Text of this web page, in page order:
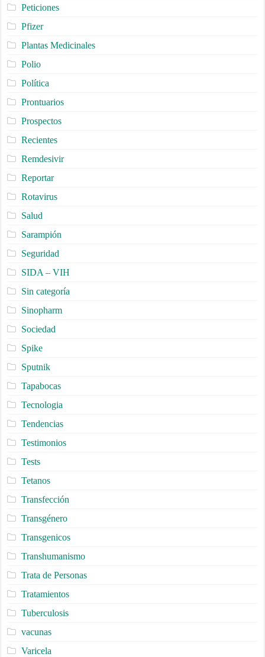
Peticiones
Pfizer
Plantas Medicinales
Polio
Política
Prontuarios
Prospectos
Recientes
Remdesivir
Reportar
Rotavirus
Salud
Sarampión
Seguridad
SIDA – VIH
Sin categoría
Sinopharm
Sociedad
Spike
Sputnik
Tapabocas
Tecnologia
Tendencias
Testimonios
Tests
Tetanos
Transfección
Transgénero
Transgenicos
Transhumanismo
Trata de Personas
Tratamientos
Tuberculosis
vacunas
Varicela